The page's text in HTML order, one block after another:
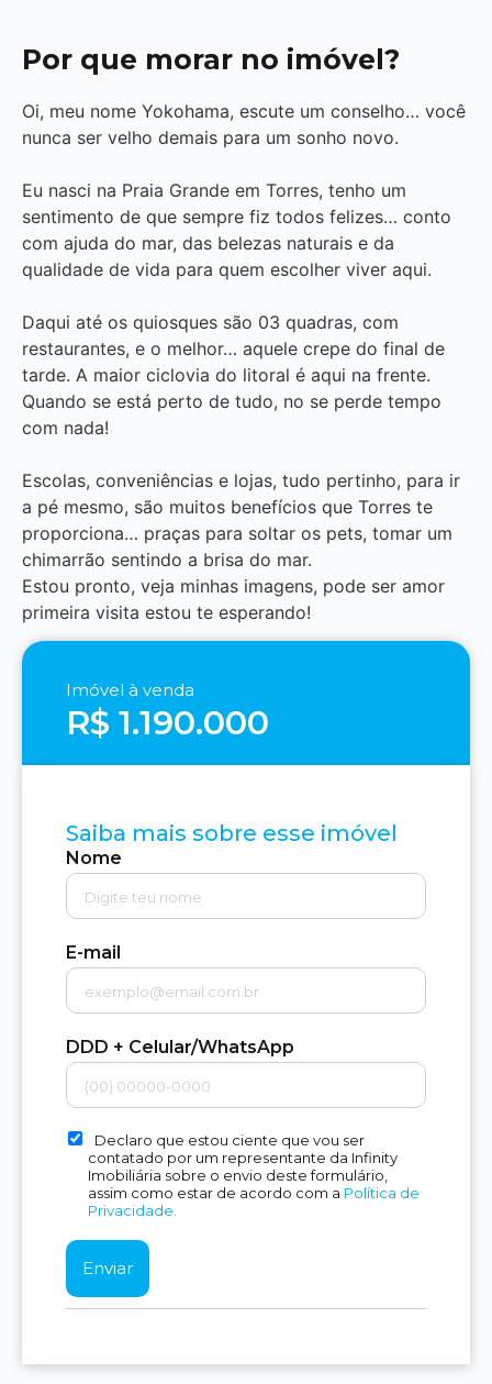
Por que morar no imóvel?
Oi, meu nome Yokohama, escute um conselho… você
nunca ser velho demais para um sonho novo.
Eu nasci na Praia Grande em Torres, tenho um
sentimento de que sempre fiz todos felizes… conto
com ajuda do mar, das belezas naturais e da
qualidade de vida para quem escolher viver aqui.
Daqui até os quiosques são 03 quadras, com
restaurantes, e o melhor… aquele crepe do final de
tarde. A maior ciclovia do litoral é aqui na frente.
Quando se está perto de tudo, no se perde tempo
com nada!
Escolas, conveniências e lojas, tudo pertinho, para ir
a pé mesmo, são muitos benefícios que Torres te
proporciona… praças para soltar os pets, tomar um
chimarrão sentindo a brisa do mar.
Estou pronto, veja minhas imagens, pode ser amor
primeira visita estou te esperando!
Imóvel à venda
R$ 1.190.000
Saiba mais sobre esse imóvel
Nome
E-mail
DDD + Celular/WhatsApp
Declaro que estou ciente que vou ser
contatado por um representante da Infinity
Imobiliária sobre o envio deste formulário,
assim como estar de acordo com a Política de
Privacidade.